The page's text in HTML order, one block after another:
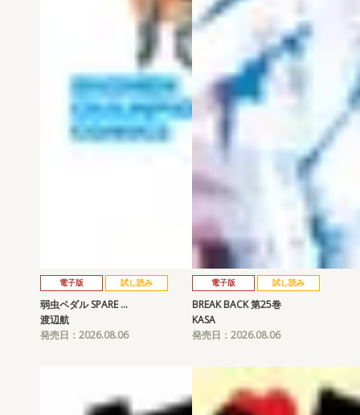
電子版 試し読み
弱虫ペダル SPARE …
渡辺航
発売日：2026.08.06
電子版 試し読み
BREAK BACK 第25巻
KASA
発売日：2026.08.06